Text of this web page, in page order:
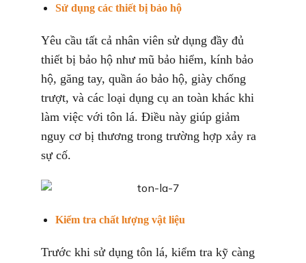
Sử dụng các thiết bị bảo hộ
Yêu cầu tất cả nhân viên sử dụng đầy đủ
thiết bị bảo hộ như mũ bảo hiểm, kính bảo
hộ, găng tay, quần áo bảo hộ, giày chống
trượt, và các loại dụng cụ an toàn khác khi
làm việc với tôn lá. Điều này giúp giảm
nguy cơ bị thương trong trường hợp xảy ra
sự cố.
Kiểm tra chất lượng vật liệu
Trước khi sử dụng tôn lá, kiểm tra kỹ càng